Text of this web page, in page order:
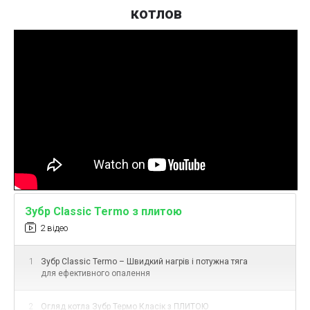
от базовой модели Zubr Classic.
• Конвективная часть имеет одноходовой
эффективная конструкция. Подача воздуха
снизу – под колосники, обеспечивает
•Подходит для топлива:дрова (32–65 см),
котлов
Зубр Classic Termo з плитою
2 відео
1
Зубр Classic Termo – Швидкий нагрів і потужна тяга
для ефективного опалення
2 Огляд котла Зубр Термо Класік з ПЛИТОЮ